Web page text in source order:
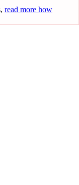
read more how